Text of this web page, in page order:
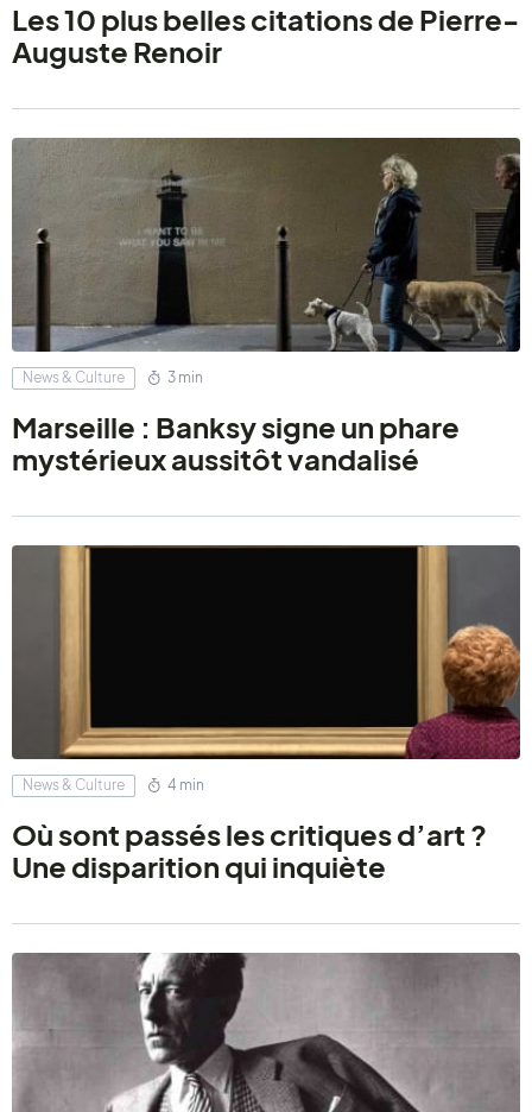
Les 10 plus belles citations de Pierre-
Auguste Renoir
News & Culture 3 min
Marseille : Banksy signe un phare
mystérieux aussitôt vandalisé
News & Culture 4 min
Où sont passés les critiques d’art ?
Une disparition qui inquiète